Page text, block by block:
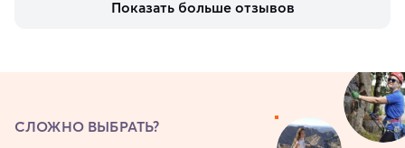
Показать больше отзывов
СЛОЖНО ВЫБРАТЬ?